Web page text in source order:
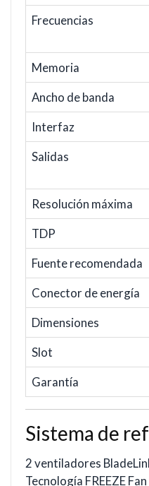
Frecuencias
Memoria
Ancho de banda
Interfaz
Salidas
Resolución máxima
TDP
Fuente recomendada
Conector de energía
Dimensiones
Slot
Garantía
Sistema de
2 ventiladores
Tecnología FREEZE